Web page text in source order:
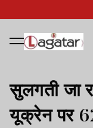
सुलगती जा
यूक्रेन पर